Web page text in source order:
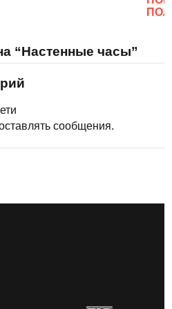
“Настенные часы”
сообщения.